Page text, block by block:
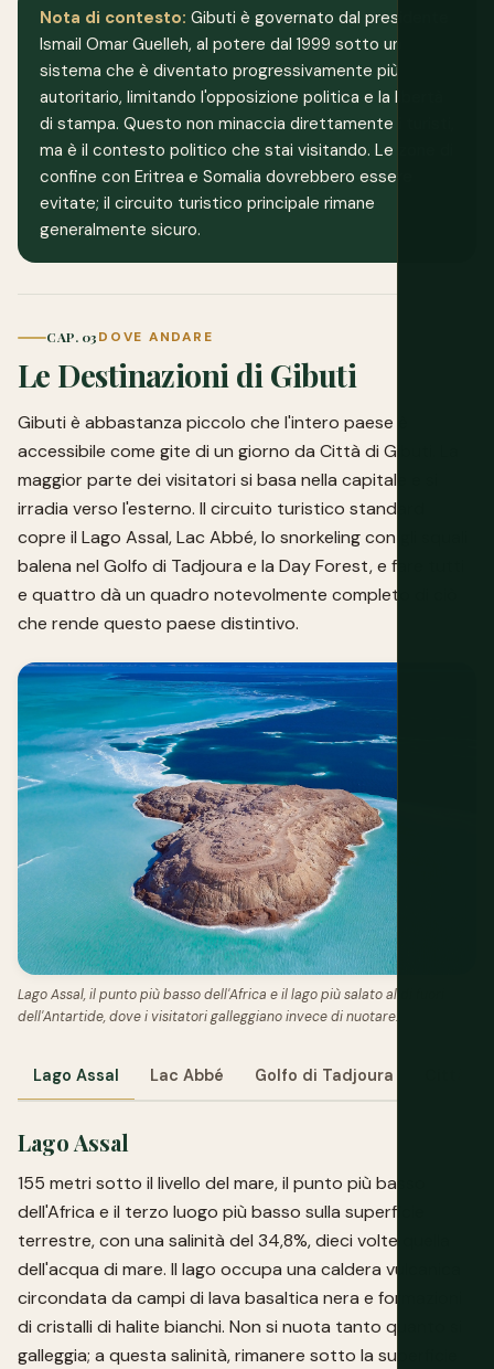
Nota di contesto: Gibuti è governato dal presidente
Ismail Omar Guelleh, al potere dal 1999 sotto un
sistema che è diventato progressivamente più
autoritario, limitando l'opposizione politica e la libertà
di stampa. Questo non minaccia direttamente i turisti,
ma è il contesto politico che stai visitando. Le zone di
confine con Eritrea e Somalia dovrebbero essere
evitate; il circuito turistico principale rimane
generalmente sicuro.
CAP. 03DOVE ANDARE
Le Destinazioni di Gibuti
Gibuti è abbastanza piccolo che l'intero paese è
accessibile come gite di un giorno da Città di Gibuti. La
maggior parte dei visitatori si basa nella capitale e si
irradia verso l'esterno. Il circuito turistico standard
copre il Lago Assal, Lac Abbé, lo snorkeling con gli squali
balena nel Golfo di Tadjoura e la Day Forest, e fare tutti
e quattro dà un quadro notevolmente completo di ciò
che rende questo paese distintivo.
Lago Assal, il punto più basso dell'Africa e il lago più salato al di fuori
dell'Antartide, dove i visitatori galleggiano invece di nuotare.
Lago Assal Lac Abbé Golfo di Tadjoura
Lago Assal
155 metri sotto il livello del mare, il punto più basso
dell'Africa e il terzo luogo più basso sulla superficie
terrestre, con una salinità del 34,8%, dieci volte quella
dell'acqua di mare. Il lago occupa una caldera vulcanica
circondata da campi di lava basaltica nera e formazioni
di cristalli di halite bianchi. Non si nuota tanto quanto si
galleggia; a questa salinità, rimanere sotto la superficie